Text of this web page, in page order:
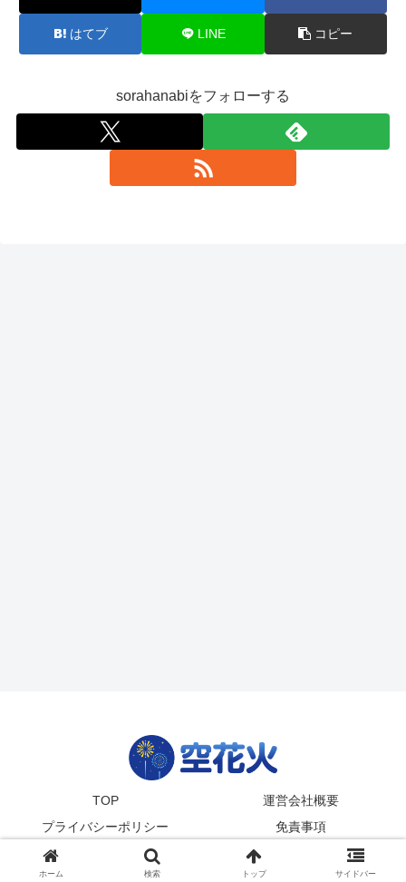
はてブ LINE コピー
sorahanabiをフォローする
TOP
運営会社概要
プライバシーポリシー
免責事項
© 2024-2026 zetta segment Inc
ホーム 検索 トップ サイドバー